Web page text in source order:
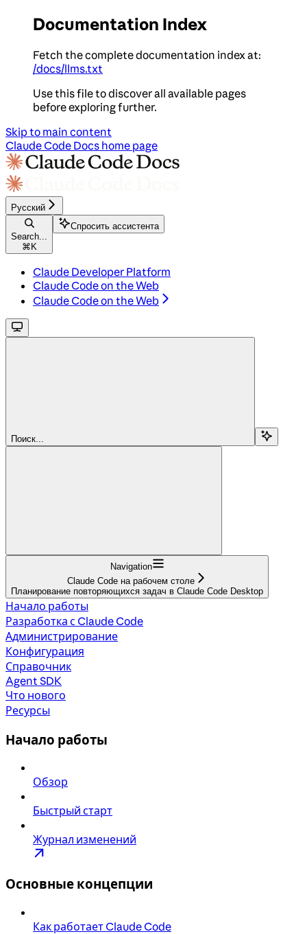
Documentation Index
Fetch the complete documentation index at:
/docs/llms.txt
Use this file to discover all available pages
before exploring further.
Skip to main content
Claude Code Docs home page
Русский
Search...
⌘ K
Спросить ассистента
Claude Developer Platform
Claude Code on the Web
Claude Code on the Web
Поиск...
Navigation
Claude Code на рабочем столе
Планирование повторяющихся задач в Claude Code Desktop
Начало работы
Разработка с Claude Code
Администрирование
Конфигурация
Справочник
Agent SDK
Что нового
Ресурсы
Начало работы
Обзор
Быстрый старт
Журнал изменений
Основные концепции
Как работает Claude Code